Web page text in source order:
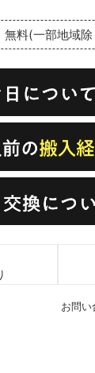
お問い
無料(一部地域除